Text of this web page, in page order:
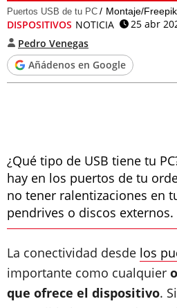
Puertos USB de tu PC Montaje/
DISPOSITIVOS NOTICIA
25 abr
Pedro Venegas
Añádenos en Google
¿Qué tipo de USB tiene tu
hay en los puertos de tu
no tener ralentizaciones en
pendrives o discos externos.
La conectividad desde los
importante como cualquier
que ofrece el dispositivo.